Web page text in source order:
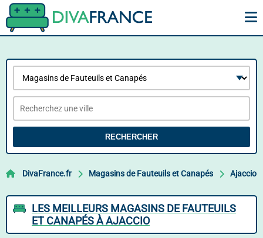
RECHERCHER
DivaFrance.fr Magasins de Fauteuils et Canapés Ajaccio
LES MEILLEURS MAGASINS DE FAUTEUILS
ET CANAPÉS À AJACCIO